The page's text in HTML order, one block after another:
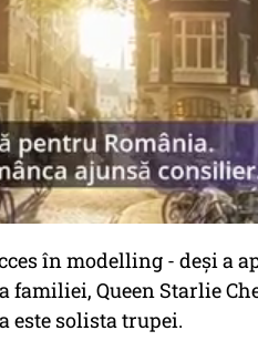
în modelling - deși a
familiei, Queen Starlie
este solista trupei.